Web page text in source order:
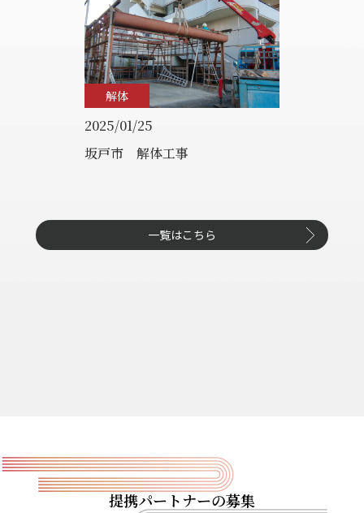
解体
2025/01/25
坂戸市 解体工事
一覧はこちら
提携パートナーの募集